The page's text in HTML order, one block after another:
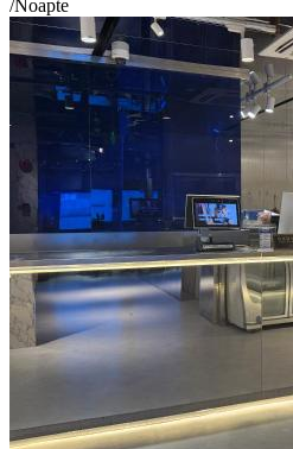
/Noapte